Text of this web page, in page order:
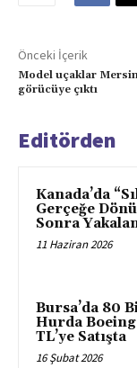
Önceki İçerik
Model uçaklar
görücüye çıktı
Editörden
Kanada’da
Gerçeğe
Sonra
11 Haziran 2026
Bursa’da 80
Hurda
TL’ye Satışta
16 Şubat 2026